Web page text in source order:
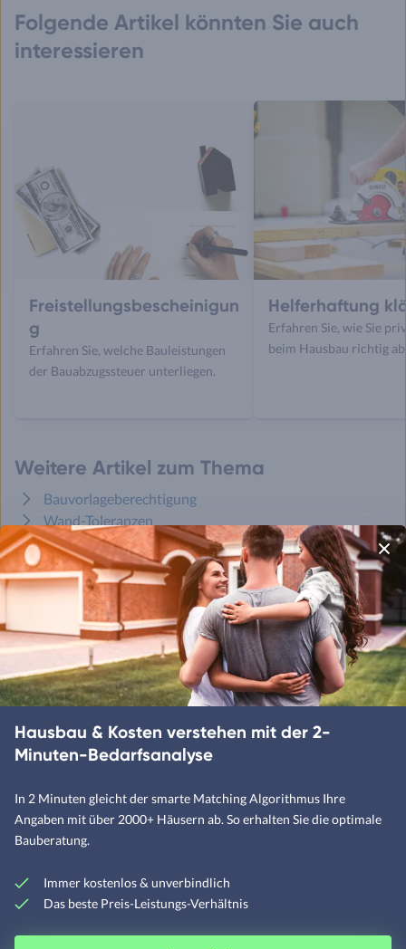
Folgende Artikel könnten Sie auch
interessieren
Freistellungsbescheinigun
g
Erfahren Sie, welche Bauleistungen
der Bauabzugssteuer unterliegen.
Helferhaftung
Erfahren Sie, wie Sie
beim Hausbau richtig
Weitere Artikel zum Thema
Bauvorlageberechtigung
Wand-Toleranzen
Mängelarten erklärt
Genehmigungsfrei bauen?
Unfall bei Schwarzarbeit
Villa im Süden
Hausversicherungen nötig?
Wann Baugenehmigung nötig?
Hausbau-Vorschriften
Bauvertragsrecht Reform
Baustile
Amerikanische Häuser
Alpenländische Häuser
Hausbau & Kosten verstehen mit der 2-
Minuten-Bedarfsanalyse
In 2 Minuten gleicht der smarte Matching Algorithmus Ihre
Angaben mit über 2000+ Häusern ab. So erhalten Sie die optimale
Bauberatung.
Immer kostenlos & unverbindlich
Das beste Preis-Leistungs-Verhältnis